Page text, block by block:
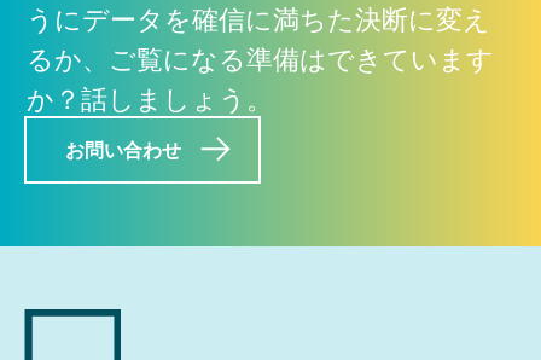
うにデータを確信に満ちた決断に変え
るか、ご覧になる準備はできています
か？話しましょう。
お問い合わせ